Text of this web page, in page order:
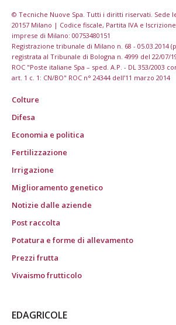
© Tecniche Nuove Spa. Tutti i diritti riservati. Sede
20157 Milano | Codice fiscale, Partita IVA e
imprese di Milano: 00753480151
Registrazione tribunale di Milano n. 68 - 05.03.2014
registrata al Tribunale di Bologna n. 4999 del 22/07/
ROC "Poste italiane Spa – sped. A.P. - DL 353/2003
art. 1 c. 1: CN/BO" ROC n° 24344 dell’11 marzo 2014
Colture
Difesa
Economia e politica
Fertilizzazione
Irrigazione
Miglioramento genetico
Notizie dalle aziende
Post raccolta
Potatura e forme di allevamento
Prezzi frutta
Vivaismo frutticolo
EDAGRICOLE